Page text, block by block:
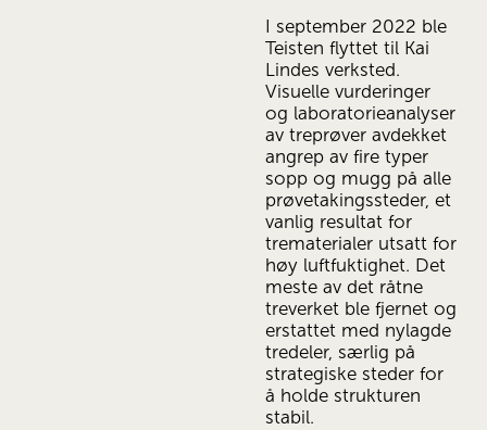
I september 2022 ble
Teisten flyttet til Kai
Lindes verksted.
Visuelle vurderinger
og laboratorieanalyser
av treprøver avdekket
angrep av fire typer
sopp og mugg på alle
prøvetakingssteder, et
vanlig resultat for
trematerialer utsatt for
høy luftfuktighet. Det
meste av det råtne
treverket ble fjernet og
erstattet med nylagde
tredeler, særlig på
strategiske steder for
å holde strukturen
stabil.